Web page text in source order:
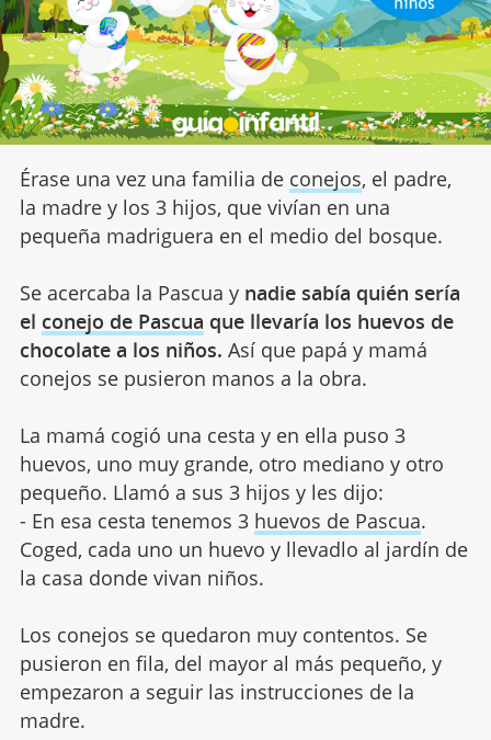
Érase una vez una familia de conejos, el padre,
la madre y los 3 hijos, que vivían en una
pequeña madriguera en el medio del bosque.
Se acercaba la Pascua y nadie sabía quién sería
el conejo de Pascua que llevaría los huevos de
chocolate a los niños. Así que papá y mamá
conejos se pusieron manos a la obra.
La mamá cogió una cesta y en ella puso 3
huevos, uno muy grande, otro mediano y otro
pequeño. Llamó a sus 3 hijos y les dijo:
- En esa cesta tenemos 3 huevos de Pascua.
Coged, cada uno un huevo y llevadlo al jardín de
la casa donde vivan niños.
Los conejos se quedaron muy contentos. Se
pusieron en fila, del mayor al más pequeño, y
empezaron a seguir las instrucciones de la
madre.